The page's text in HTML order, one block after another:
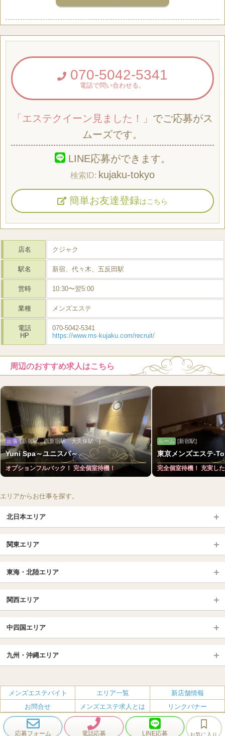
応募フォーム 電話応募 LINE応募 お気に入り
070-5042-5341
電話で問い合わせる。
「エステクイーン見ました！」 でご応募がス
ムーズです。
LINE応募ができます。
kujaku-tokyo
簡単お友達登録はこちら
店名 クジャク
駅名 新宿、代々木、五反田駅
営時 10:30〜翌5:00
業種 メンズエステ
電話
HP
070-5042-5341
https://www.ms-kujaku.com/recruit/
周辺のおすすめ求人はこちら
出張[新宿駅 西新宿駅 大久保駅 ]
Yuni Spa～ユニスパ～
オプションフルバック！ 完全個室待機！
ルーム [新宿駅]
東京メンズエステ-
完全個室待機！ 充実し
エリアからお仕事を探す。
北日本エリア
北海道（札幌・旭川・函館）
青森
岩手 (盛岡・北上)
福島 (いわき・郡山)
山形
長野・松本・上田
群馬（伊勢崎・高崎・前橋）
関東エリア
大宮・浦和・川口
越谷・春日部
千葉TOP
松戸・柏
池袋・大塚
新宿
恵比寿・目黒・自由が丘
赤坂・麻布・六本木
品川・五反田・蒲田
銀座・東京・新橋
飯田橋・水道橋・市ヶ谷
神田・秋葉原・人形町
東海・北陸エリア
愛知（名古屋）
岐阜県
北陸
名古屋TOP
丸の内・久屋・高岳
大須・上前津・鶴舞
新栄町・東新町
千種・今池・黒川・大曽根
金山・熱田
一宮・津島・小牧
春日井・豊田・東海
刈谷・安城・岡崎・豊橋
関西エリア
京都駅・伏見区
烏丸御池駅
四条烏丸・河原町・祇園四条
三条・京都市役所前
大阪エリア
梅田・北新地
肥後橋・淀屋橋・北浜
南森町・天満・京橋
日本橋（大阪市）
難波（なんば）
南船場・心斎橋・長堀橋
中四国エリア
広島
岡山
香川（高松）
愛媛（松山）
徳島
高知
九州・沖縄エリア
福岡
佐賀
長崎
熊本
大分
メンズエステバイト エリア一覧
新店舗情報
お問合せ
メンズエステ求人とは
リンクバナー
プライバシーポリシー・利用規約
無料掲載 会社概要